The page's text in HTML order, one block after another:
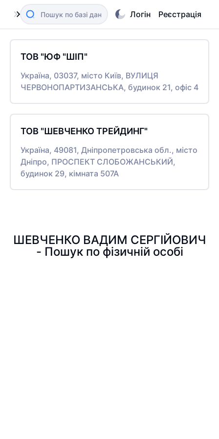
Логін Реєстрація
ТОВ "ЮФ "ШІП"
Україна, 03037, місто Київ, ВУЛИЦЯ
ЧЕРВОНОПАРТИЗАНСЬКА, будинок 21, офіс 4
ТОВ "ШЕВЧЕНКО ТРЕЙДИНГ"
Україна, 49081, Дніпропетровська обл., місто
Дніпро, ПРОСПЕКТ СЛОБОЖАНСЬКИЙ,
будинок 29, кімната 507А
ШЕВЧЕНКО ВАДИМ СЕРГІЙОВИЧ
- Пошук по фізичній особі